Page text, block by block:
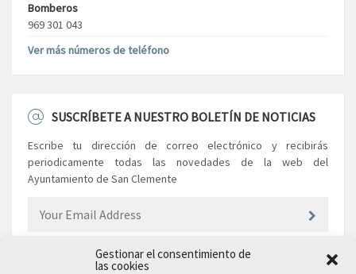
Gestionar el consentimiento de
las cookies
Bomberos
969 301 043
Ver más números de teléfono
SUSCRÍBETE A NUESTRO BOLETÍN DE NOTICIAS
Escribe tu dirección de correo electrónico y recibirás
periodicamente todas las novedades de la web del
Ayuntamiento de San Clemente